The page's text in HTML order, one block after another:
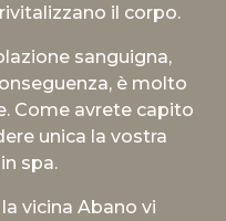
il corpo.
sanguigna,
è molto
Come avrete capito
unica la vostra
spa.
vicina Abano vi